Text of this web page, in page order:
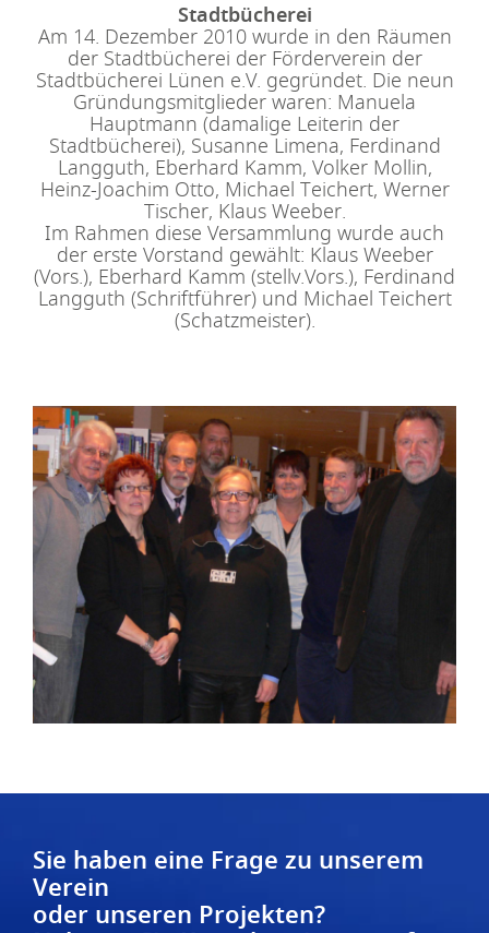
Stadtbücherei
Am 14. Dezember 2010 wurde in den Räumen
der Stadtbücherei der Förderverein der
Stadtbücherei Lünen e.V. gegründet. Die neun
Gründungsmitglieder waren: Manuela
Hauptmann (damalige Leiterin der
Stadtbücherei), Susanne Limena, Ferdinand
Langguth, Eberhard Kamm, Volker Mollin,
Heinz-Joachim Otto, Michael Teichert, Werner
Tischer, Klaus Weeber.
Im Rahmen diese Versammlung wurde auch
der erste Vorstand gewählt: Klaus Weeber
(Vors.), Eberhard Kamm (stellv.Vors.), Ferdinand
Langguth (Schriftführer) und Michael Teichert
(Schatzmeister).
Sie haben eine Frage zu unserem
Verein
oder unseren Projekten?